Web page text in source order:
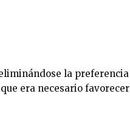
la preferencia
era necesario favorecer